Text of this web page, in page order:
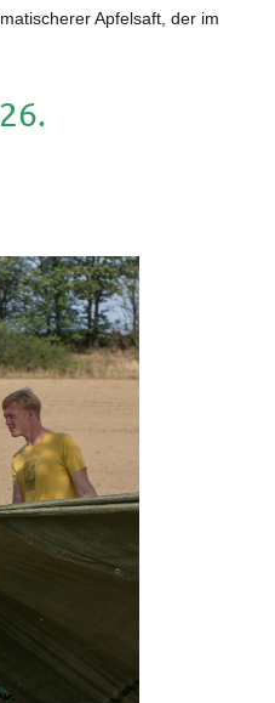
Apfelsaft, der im